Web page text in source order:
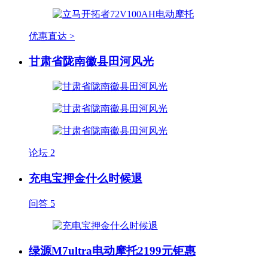
优惠直达 >
甘肃省陇南徽县田河风光
论坛 2
充电宝押金什么时候退
问答 5
绿源M7ultra电动摩托2199元钜惠